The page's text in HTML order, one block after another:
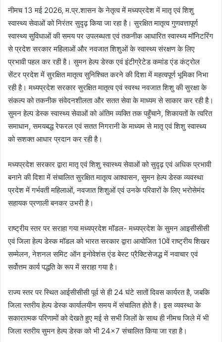
नीमच 13 मई 2026, म.प्र.शासन के नेतृत्व में मध्यप्रदेश में मातृ एवं शिशु
स्वास्थ्य सेवाओं को निरंतर सुदृढ़ किया जा रहा है। सुरक्षित मातृत्व गुणवत्तापूर्ण
स्वास्थ्य सुविधाओं की समय पर उपलब्धता एवं तकनीक आधारित स्वास्थ्य मॉनिटरिंग
से प्रदेश सरकार महिलाओं और नवजात शिशुओं के स्वास्थ्य संरक्षण के लिए
प्रभावी पहल कर रही है। सुमन हेल्प डेस्क एवं इंटीग्रेटेड कमांड एंड कंट्रोल
सेंटर प्रदेश में सुरक्षित मातृत्व सुनिश्चित करने की दिशा में महत्वपूर्ण भूमिका निभा
रही है। मध्यप्रदेश सरकार सुरक्षित मातृत्व एवं स्वस्थ नवजात शिशु की सुरक्षा के
संकल्प को तकनीक संवेदनशीलता और सतत सेवा के माध्यम से साकार कर रही है।
सुमन हेल्प डेस्क स्वास्थ्य सेवाओं को अंतिम व्यक्ति तक पहुँचाने, शिकायतों के त्वरित
समाधान, समयबद्ध रेफरल एवं सतत निगरानी के माध्यम से मातृ एवं शिशु स्वास्थ्य
को सशक्त आधार प्रदान कर रही है।
मध्यप्रदेश सरकार द्वारा मातृ एवं शिशु स्वास्थ्य सेवाओं को सुदृढ़ एवं अधिक प्रभावी
बनाने की दिशा में संचालित सुरक्षित मातृत्व आश्वासन, सुमन हेल्प डेस्क व्यवस्था
प्रदेश में गर्भवती महिलाओं, नवजात शिशुओं एवं उनके परिवारों के लिए भरोसेमंद
सहायक प्रणाली बनकर उभरी है।
राष्ट्रीय स्तर पर सराहा गया मध्यप्रदेश मॉडल- मध्यप्रदेश के सुमन आइसीसीसी
एवं जिला हेल्प डेस्क मॉडल को भारत सरकार द्वारा आयोजित 10वें राष्ट्रीय शिखर
सम्मेलन, नेशनल समिट ऑन इनोवेशंस एंड बेस्ट प्रैक्टिसेजद्ध में नवाचार एवं
सर्वोत्तम कार्य पद्धति के रूप में सराहा गया है।
राज्य स्तर पर स्थित आईसीसीसी पूर्व से ही 24 घंटे सातों दिवस कार्यरत है, जबकि
जिला स्तरीय हेल्प डेस्क कार्यालयीन समय में संचालित होते है। इस व्यवस्था के
सकारात्मक परिणामों को देखते हुए मई से सभी जिलों के साथ ही नीमच जिले में भी
जिला स्तरीय सुमन हेल्प डेस्क को भी 24×7 संचालित किया जा रहा है।